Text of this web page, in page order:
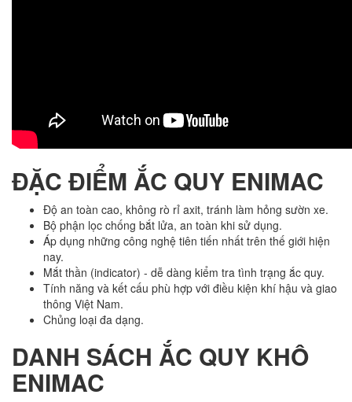
ĐẶC ĐIỂM ẮC QUY ENIMAC
Độ an toàn cao, không rò rỉ axit, tránh làm hỏng sườn xe.
Bộ phận lọc chống bắt lửa, an toàn khi sử dụng.
Áp dụng những công nghệ tiên tiến nhất trên thế giới hiện
nay.
Mắt thần (indicator) - dễ dàng kiểm tra tình trạng ắc quy.
Tính năng và kết cấu phù hợp với điều kiện khí hậu và giao
thông Việt Nam.
Chủng loại đa dạng.
DANH SÁCH ẮC QUY KHÔ
ENIMAC